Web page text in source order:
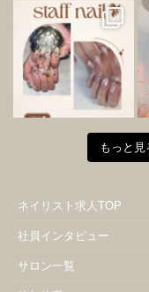
もっと見
ネイリスト求人TOP
社員インタビュー
サロン一覧